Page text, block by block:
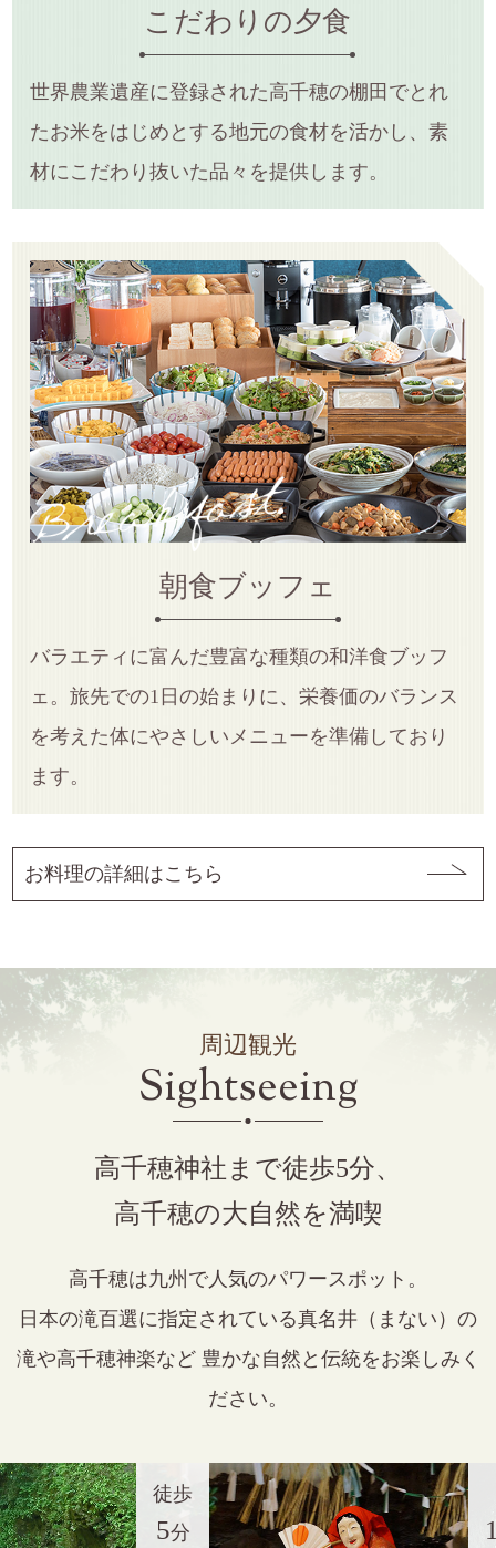
こだわりの夕食
世界農業遺産に登録された高千穂の棚田でとれ
たお米をはじめとする地元の食材を活かし、素
材にこだわり抜いた品々を提供します。
朝食ブッフェ
バラエティに富んだ豊富な種類の和洋食ブッフ
ェ。旅先での1日の始まりに、栄養価のバランス
を考えた体にやさしいメニューを準備しており
ます。
お料理の詳細はこちら
周辺観光
Sightseeing
高千穂神社まで徒歩5分、
高千穂の大自然を満喫
高千穂は九州で人気のパワースポット。
日本の滝百選に指定されている真名井（まない）の
滝や高千穂神楽など豊かな自然と伝統をお楽しみく
ださい。
徒歩
5 分 15